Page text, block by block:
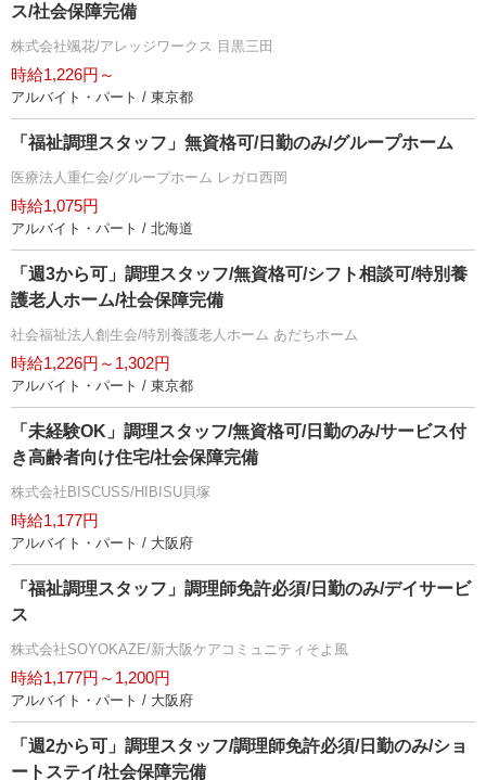
ス/社会保障完備
株式会社颯花/アレッジワークス 目黒三田
時給1,226円～
アルバイト・パート / 東京都
「福祉調理スタッフ」無資格可/日勤のみ/グループホーム
医療法人重仁会/グループホーム レガロ西岡
時給1,075円
アルバイト・パート / 北海道
「週3から可」調理スタッフ/無資格可/シフト相談可/特別養
護老人ホーム/社会保障完備
社会福祉法人創生会/特別養護老人ホーム あだちホーム
時給1,226円～1,302円
アルバイト・パート / 東京都
「未経験OK」調理スタッフ/無資格可/日勤のみ/サービス付
き高齢者向け住宅/社会保障完備
株式会社BISCUSS/HIBISU貝塚
時給1,177円
アルバイト・パート / 大阪府
「福祉調理スタッフ」調理師免許必須/日勤のみ/デイサービ
ス
株式会社SOYOKAZE/新大阪ケアコミュニティそよ風
時給1,177円～1,200円
アルバイト・パート / 大阪府
「週2から可」調理スタッフ/調理師免許必須/日勤のみ/ショ
ートステイ/社会保障完備